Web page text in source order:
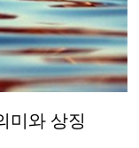
미와 상징